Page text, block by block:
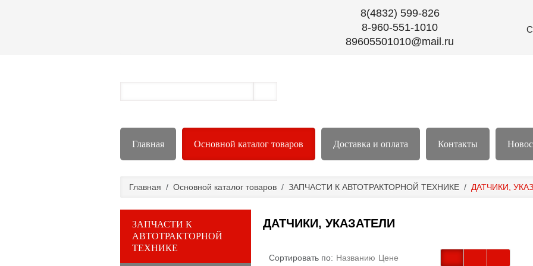
8(4832) 599-826
8-960-551-1010
89605501010@mail.ru
Главная Основной каталог товаров Доставка и оплата Контакты
Главная / Основной каталог товаров / ЗАПЧАСТИ К АВТОТРАКТОРНОЙ ТЕХНИКЕ / ДАТЧИКИ,
ЗАПЧАСТИ К
АВТОТРАКТОРНОЙ
ТЕХНИКЕ
ДАТЧИКИ, УКАЗАТЕЛИ
Сортировать по: Названию Цене